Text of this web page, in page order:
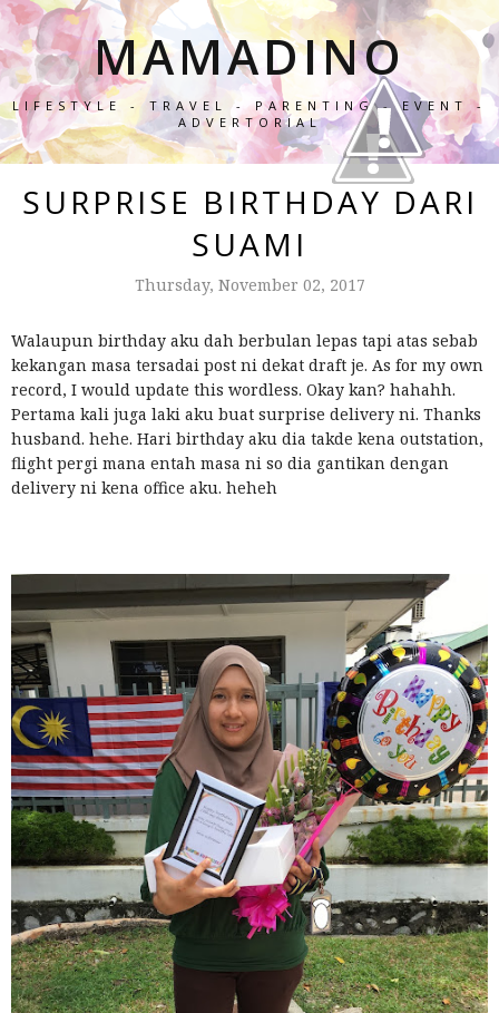
MAMADINO
LIFESTYLE - TRAVEL - PARENTING - EVENT -
ADVERTORIAL
SURPRISE BIRTHDAY DARI
SUAMI
Thursday, November 02, 2017
Walaupun birthday aku dah berbulan lepas tapi atas sebab
kekangan masa tersadai post ni dekat draft je. As for my own
record, I would update this wordless. Okay kan? hahahh.
Pertama kali juga laki aku buat surprise delivery ni. Thanks
husband. hehe. Hari birthday aku dia takde kena outstation,
flight pergi mana entah masa ni so dia gantikan dengan
delivery ni kena office aku. heheh